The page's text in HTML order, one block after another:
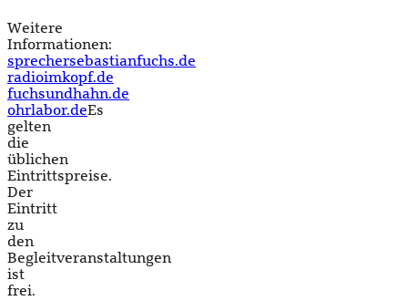
Weitere
Informationen:
sprechersebastianfuchs.de
radioimkopf.de
fuchsundhahn.de
ohrlabor.deEs
gelten
die
üblichen
Eintrittspreise.
Der
Eintritt
zu
den
Begleitveranstaltungen
ist
frei.